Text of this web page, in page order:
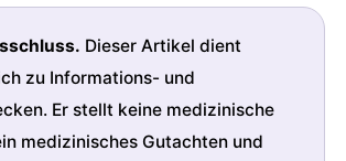
Dieser Artikel dient
zu Informations- und
Er stellt keine medizinische
medizinisches Gutachten und